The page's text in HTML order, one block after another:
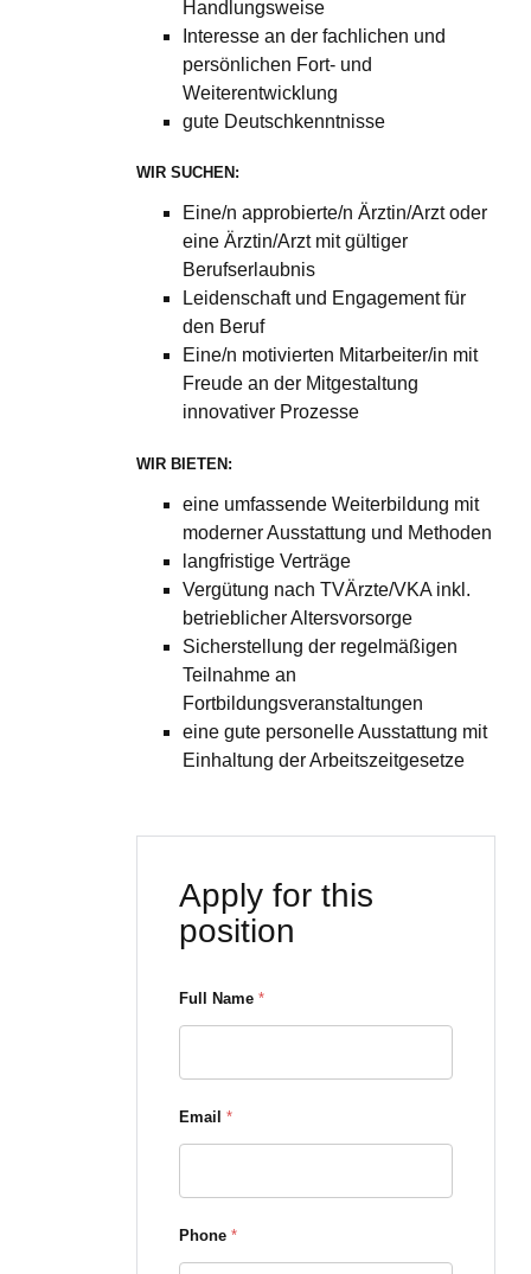
Handlungsweise
Interesse an der fachlichen und
persönlichen Fort- und
Weiterentwicklung
gute Deutschkenntnisse
WIR SUCHEN:
Eine/n approbierte/n Ärztin/Arzt oder
eine Ärztin/Arzt mit gültiger
Berufserlaubnis
Leidenschaft und Engagement für
den Beruf
Eine/n motivierten Mitarbeiter/in mit
Freude an der Mitgestaltung
innovativer Prozesse
WIR BIETEN:
eine umfassende Weiterbildung mit
moderner Ausstattung und Methoden
langfristige Verträge
Vergütung nach TVÄrzte/VKA inkl.
betrieblicher Altersvorsorge
Sicherstellung der regelmäßigen
Teilnahme an
Fortbildungsveranstaltungen
eine gute personelle Ausstattung mit
Einhaltung der Arbeitszeitgesetze
Apply for this
position
Full Name *
Email *
Phone *